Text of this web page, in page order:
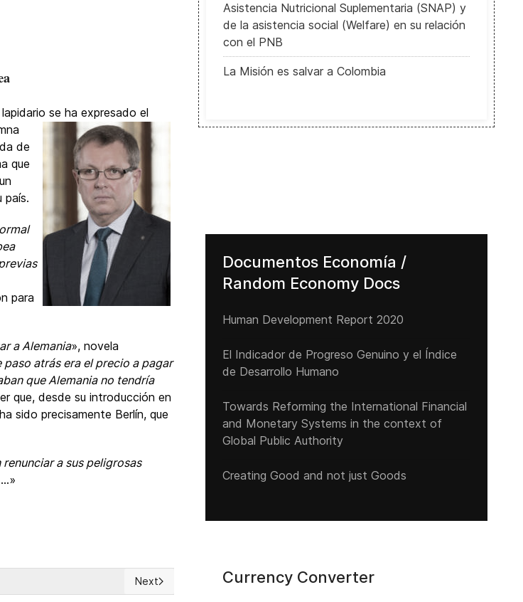
se ha expresado el
de
que
país.
para
a Alemania», novela
paso atrás era el precio a pagar
que Alemania no tendría
que, desde su introducción en
sido precisamente Berlín, que
a sus peligrosas
Next article: Free trade with China! Really? May be in the near future ...
Next
Asistencia Nutricional Suplementaria (SNAP) y
de la asistencia social (Welfare) en su relación
con el PNB
La Misión es salvar a Colombia
Documentos Economía /
Random Economy Docs
Human Development Report 2020
El Indicador de Progreso Genuino y el Índice
de Desarrollo Humano
Towards Reforming the International Financial
and Monetary Systems in the context of
Global Public Authority
Creating Good and not just Goods
Currency Converter